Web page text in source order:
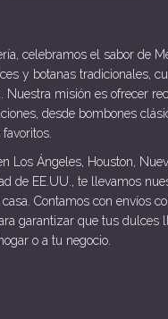
celebramos el sabor de
y botanas tradicionales,
Nuestra misión es ofrecer
desde bombones
Los Ángeles, Houston,
de EE.UU., te llevamos
Contamos con envíos
garantizar que tus dulces
o a tu negocio.